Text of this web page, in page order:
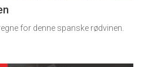
for denne spanske rødvinen.